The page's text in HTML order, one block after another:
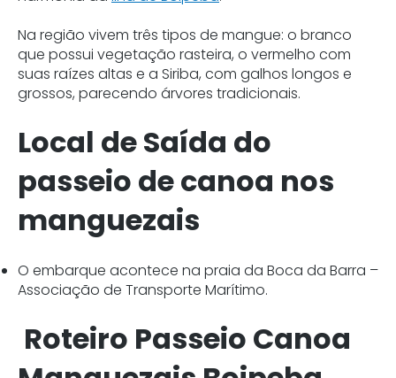
Na região vivem três tipos de mangue: o branco
que possui vegetação rasteira, o vermelho com
suas raízes altas e a Siriba, com galhos longos e
grossos, parecendo árvores tradicionais.
Local de Saída do
passeio de canoa nos
manguezais
O embarque acontece na praia da Boca da Barra –
Associação de Transporte Marítimo.
Roteiro Passeio Canoa